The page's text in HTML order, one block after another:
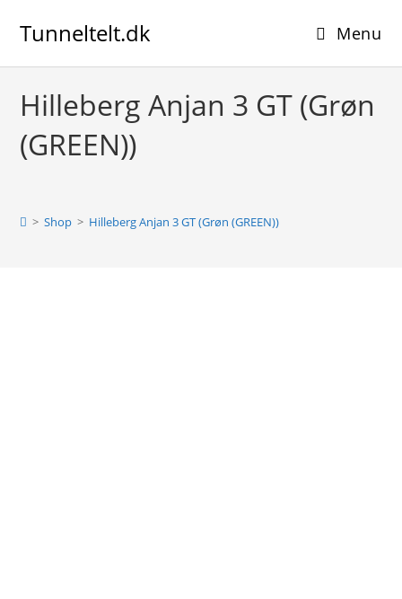
Tunneltelt.dk Menu
Hilleberg Anjan 3 GT (Grøn
(GREEN))
> Shop > Hilleberg Anjan 3 GT (Grøn (GREEN))